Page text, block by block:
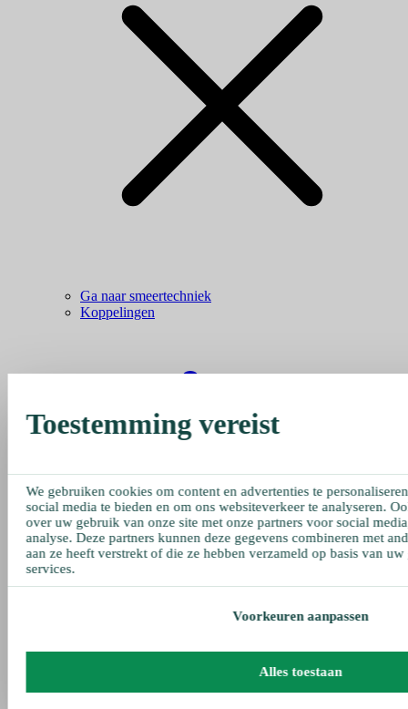
Ga naar smeertechniek
Koppelingen
Toestemming vereist
We gebruiken cookies om content en advertenties te
social media te bieden en om ons websiteverkeer te analyseren.
over uw gebruik van onze site met onze partners voor social
analyse. Deze partners kunnen deze gegevens combineren met
aan ze heeft verstrekt of die ze hebben verzameld op basis van
services.
Voorkeuren aanpassen
Alles toestaan